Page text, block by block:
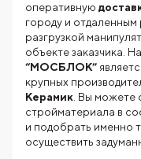
оперативную
городу и
разгрузкой
объекте заказчика.
“МОСБЛОК”
крупных
Керамик. Вы можете
стройматериала в
и подобрать именно
осуществить